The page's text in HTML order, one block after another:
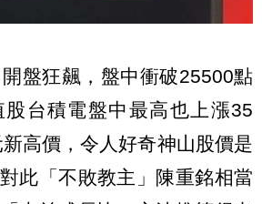
盤狂飆，盤中衝破25500點
台積電盤中最高也上漲35
高價，令人好奇神山股價是
此「不敗教主」陳重銘相當